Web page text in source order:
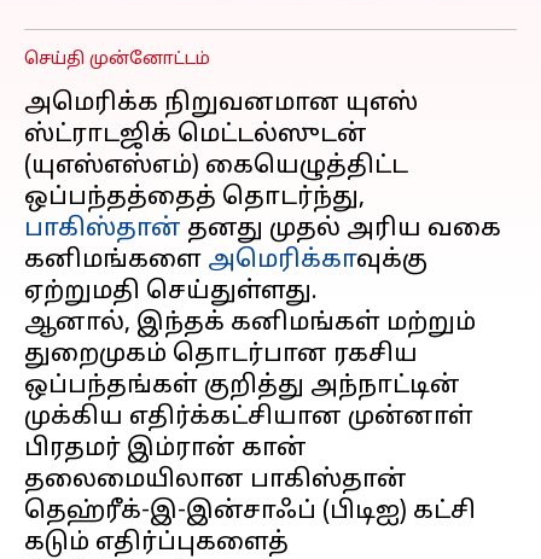
செய்தி முன்னோட்டம்
அமெரிக்க நிறுவனமான யுஎஸ்
ஸ்ட்ராடஜிக் மெட்டல்ஸுடன்
(யுஎஸ்எஸ்எம்) கையெழுத்திட்ட
ஒப்பந்தத்தைத் தொடர்ந்து,
பாகிஸ்தான் தனது முதல் அரிய வகை
கனிமங்களை அமெரிக்காவுக்கு
ஏற்றுமதி செய்துள்ளது.
ஆனால், இந்தக் கனிமங்கள் மற்றும்
துறைமுகம் தொடர்பான ரகசிய
ஒப்பந்தங்கள் குறித்து அந்நாட்டின்
முக்கிய எதிர்க்கட்சியான முன்னாள்
பிரதமர் இம்ரான் கான்
தலைமையிலான பாகிஸ்தான்
தெஹ்ரீக்-இ-இன்சாஃப் (பிடிஐ) கட்சி
கடும் எதிர்ப்புகளைத்